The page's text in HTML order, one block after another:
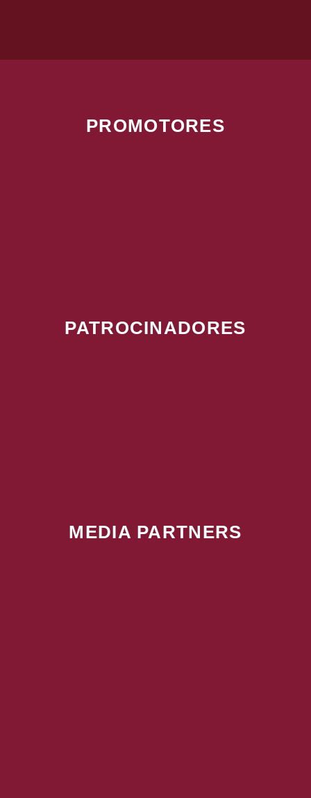
PROMOTORES
PATROCINADORES
MEDIA PARTNERS